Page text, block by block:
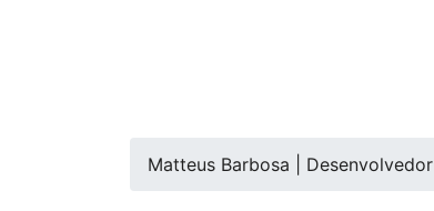
Matteus Barbosa |